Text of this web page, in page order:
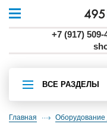
+7 (917) 509-
ВСЕ РАЗДЕЛЫ
Главная